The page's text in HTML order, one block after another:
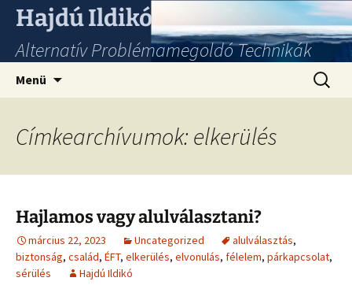
Hajdú Ildikó
Alternatív Problémamegoldó Technikák
Menü
Címkearchívumok: elkerülés
Hajlamos vagy alulválasztani?
március 22, 2023 Uncategorized alulválasztás,
biztonság, család, ÉFT, elkerülés, elvonulás, félelem, párkapcsolat,
sérülés
Hajdú Ildikó